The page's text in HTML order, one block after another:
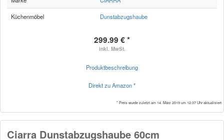
Küchenmöbel Dunstabzugshaube
299.99 € *
inkl. MwSt.
Produktbeschreibung
Direkt zu Amazon *
* Preis wurde zuletzt am 14. März 2019 um 12:37 Uhr aktualisiert
Ciarra Dunstabzugshaube 60cm